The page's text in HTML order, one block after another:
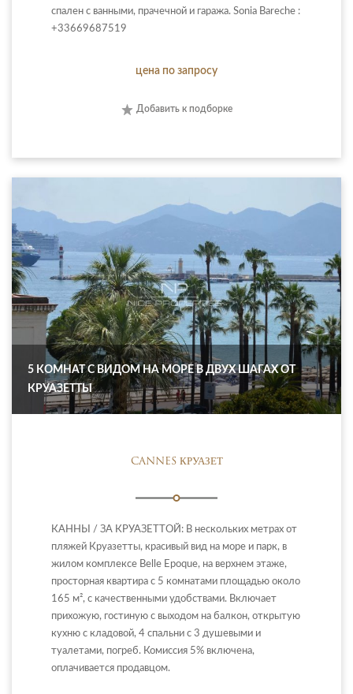
спален с ванными, прачечной и гаража. Sonia Bareche :
+33669687519
цена по запросу
Добавить к подборке
5 КОМНАТ С ВИДОМ НА МОРЕ В ДВУХ ШАГАХ ОТ
КРУАЗЕТТЫ
CANNES КРУАЗЕТ
КАННЫ / ЗА КРУАЗЕТТОЙ: В нескольких метрах от
пляжей Круазетты, красивый вид на море и парк, в
жилом комплексе Belle Epoque, на верхнем этаже,
просторная квартира с 5 комнатами площадью около
165 м², с качественными удобствами. Включает
прихожую, гостиную с выходом на балкон, открытую
кухню с кладовой, 4 спальни с 3 душевыми и
туалетами, погреб. Комиссия 5% включена,
оплачивается продавцом.